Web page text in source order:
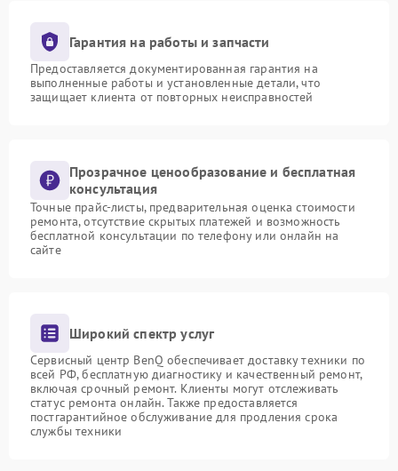
Гарантия на работы и запчасти
Предоставляется документированная гарантия на
выполненные работы и установленные детали, что
защищает клиента от повторных неисправностей
Прозрачное ценообразование и бесплатная
консультация
Точные прайс-листы, предварительная оценка стоимости
ремонта, отсутствие скрытых платежей и возможность
бесплатной консультации по телефону или онлайн на
сайте
Широкий спектр услуг
Сервисный центр BenQ обеспечивает доставку техники по
всей РФ, бесплатную диагностику и качественный ремонт,
включая срочный ремонт. Клиенты могут отслеживать
статус ремонта онлайн. Также предоставляется
постгарантийное обслуживание для продления срока
службы техники